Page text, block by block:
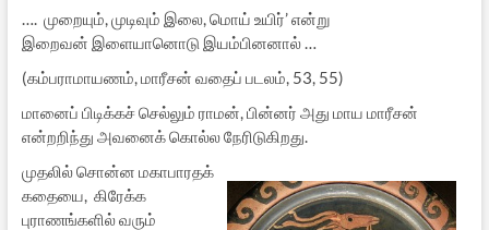
…. முறையும், முடிவும் இலை, மொய் உயிர்’ என்று
இறைவன் இளையானொடு இயம்பினனால் …
(கம்பராமாயணம், மாரீசன் வதைப் படலம், 53, 55)
மானைப் பிடிக்கச் செல்லும் ராமன், பின்னர் அது மாய மாரீசன்
என்றறிந்து அவனைக் கொல்ல நேரிடுகிறது.
முதலில் சொன்ன மகாபாரதக்
கதையை, கிரேக்க
புராணங்களில் வரும்